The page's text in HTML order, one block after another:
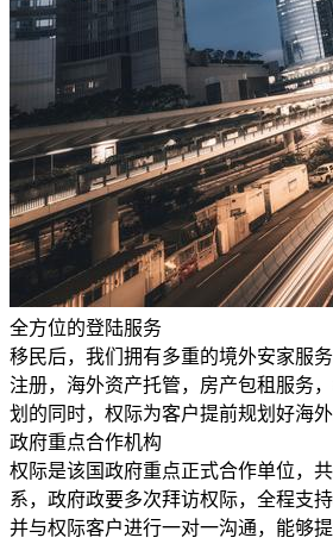
全方位的登陆服务
移民后，我们拥有多重的境外安家服
注册，海外资产托管，房产包租服务
划的同时，权际为客户提前规划好海外
政府重点合作机构
权际是该国政府重点正式合作单位，
系，政府政要多次拜访权际，全程支
并与权际客户进行一对一沟通，能够